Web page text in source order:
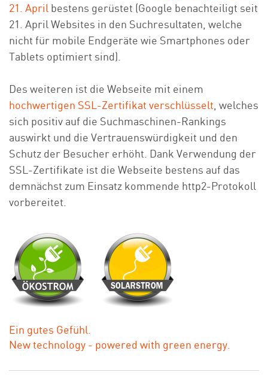
21. April bestens gerüstet (Google benachteiligt seit
21. April Websites in den Suchresultaten, welche
nicht für mobile Endgeräte wie Smartphones oder
Tablets optimiert sind).
Des weiteren ist die Webseite mit einem
hochwertigen SSL-Zertifikat verschlüsselt , welches
sich positiv auf die Suchmaschinen-Rankings
auswirkt und die Vertrauenswürdigkeit und den
Schutz der Besucher erhöht. Dank Verwendung der
SSL-Zertifikate ist die Webseite bestens auf das
demnächst zum Einsatz kommende http2-Protokoll
vorbereitet.
Ein gutes Gefühl.
New technology - powered with green energy.